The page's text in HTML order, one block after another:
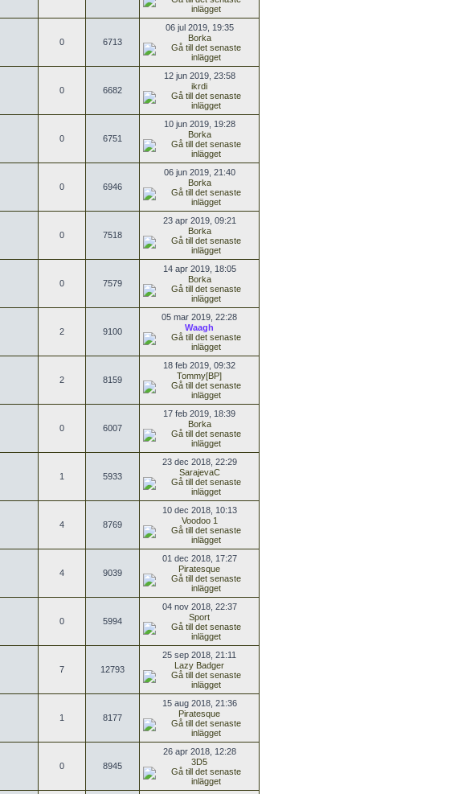
0 6713
06 jul 2019, 19:35
Borka
0 6682
12 jun 2019, 23:58
ikrdi
0 6751
10 jun 2019, 19:28
Borka
0 6946
06 jun 2019, 21:40
Borka
0 7518
23 apr 2019, 09:21
Borka
0 7579
14 apr 2019, 18:05
Borka
2 9100
05 mar 2019, 22:28
Waagh
2 8159
18 feb 2019, 09:32
Tommy[BP]
0 6007
17 feb 2019, 18:39
Borka
1 5933
23 dec 2018, 22:29
SarajevaC
4 8769
10 dec 2018, 10:13
Voodoo 1
4 9039
01 dec 2018, 17:27
Piratesque
0 5994
04 nov 2018, 22:37
Sport
7 12793
25 sep 2018, 21:11
Lazy Badger
1 8177
15 aug 2018, 21:36
Piratesque
0 8945
26 apr 2018, 12:28
3D5